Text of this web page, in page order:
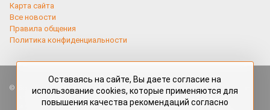
Карта сайта
Все новости
Правила общения
Политика конфиденциальности
Все права защищены. Любые материалы, размещённые на портале
«Красраб.ру» сотрудниками редакции, нештатными авторами
и читателями, являются объектами авторского права. Полное или
Оставаясь на сайте, Вы даете согласие на
использование cookies, которые применяются для
повышения качества рекомендаций согласно